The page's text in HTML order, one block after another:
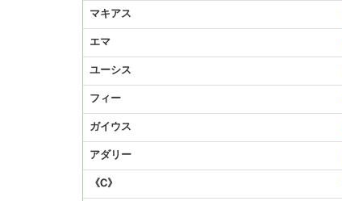
マキアス
エマ
ユーシス
フィー
ガイウス
アダリー
《C》